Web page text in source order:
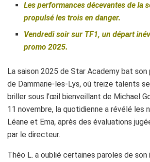
Les performances décevantes de la
propulsé les trois en danger.
Vendredi soir sur TF1, un départ
promo 2025.
La saison 2025 de Star Academy bat son
de Dammarie-les-Lys, où treize talents
briller sous l’œil bienveillant de Michael
11 novembre, la quotidienne a révélé les
Léane et Ema, après des évaluations
par le directeur.
Théo L. a oublié certaines paroles de